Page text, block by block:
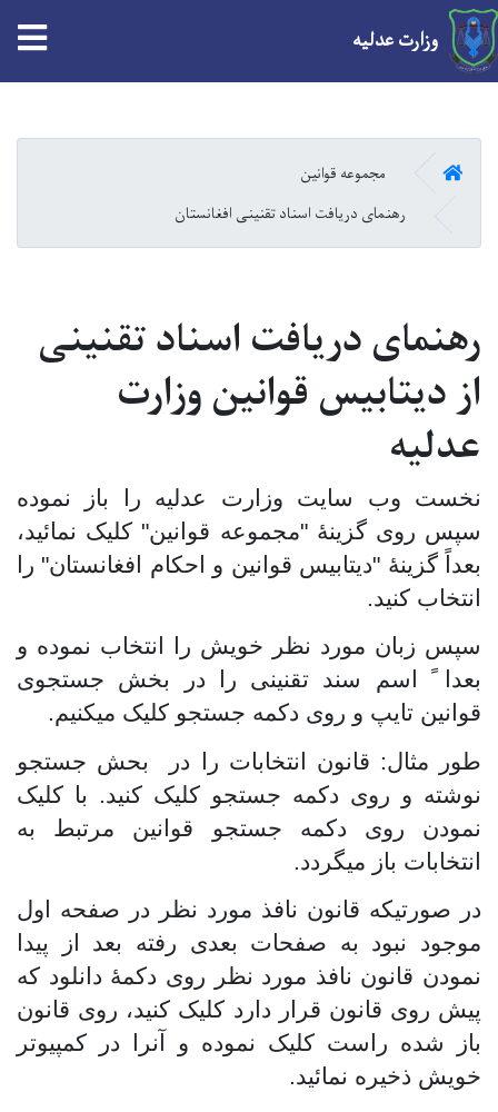
وزارت عدلیه
HOME
مجموعه قوانین
رهنمای دریافت اسناد تقنینی افغانستان
رهنمای دریافت اسناد تقنینی
از دیتابیس قوانین وزارت
عدلیه
نخست وب سایت وزارت عدلیه را باز نموده
سپس روی گزینۀ "مجموعه قوانین" کلیک نمائید،
بعداً گزینۀ "دیتابیس قوانین و احکام افغانستان" را
انتخاب کنید.
سپس زبان مورد نظر خویش را انتخاب نموده و
بعدا ً اسم سند تقنینی را در بخش جستجوی
قوانین تایپ و روی دکمه جستجو کلیک میکنیم.
طور مثال: قانون انتخابات را در بحش جستجو
نوشته و روی دکمه جستجو کلیک کنید. با کلیک
نمودن روی دکمه جستجو قوانین مرتبط به
انتخابات باز میگردد.
در صورتیکه قانون نافذ مورد نظر در صفحه اول
موجود نبود به صفحات بعدی رفته بعد از پیدا
نمودن قانون نافذ مورد نظر روی دکمۀ دانلود که
پیش روی قانون قرار دارد کلیک کنید، روی قانون
باز شده راست کلیک نموده و آنرا در کمپیوتر
خویش ذخیره نمائید.